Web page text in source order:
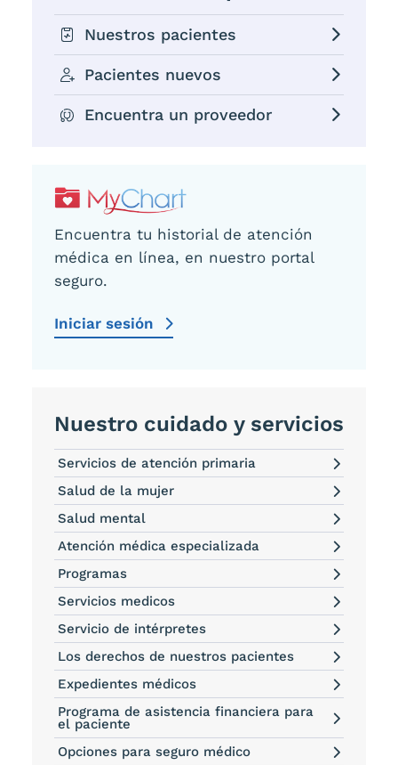
Nuestros pacientes
Pacientes nuevos
Encuentra un proveedor
Encuentra tu historial de atención
médica en línea, en nuestro portal
seguro.
Iniciar sesión
Nuestro cuidado y servicios
Servicios de atención primaria
Salud de la mujer
Salud mental
Atención médica especializada
Programas
Servicios medicos
Servicio de intérpretes
Los derechos de nuestros pacientes
Expedientes médicos
Programa de asistencia financiera para
el paciente
Opciones para seguro médico